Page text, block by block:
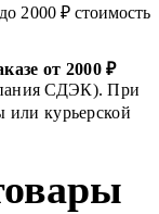
2000 ₽ стоимость
от 2000 ₽
СДЭК). При
или курьерской